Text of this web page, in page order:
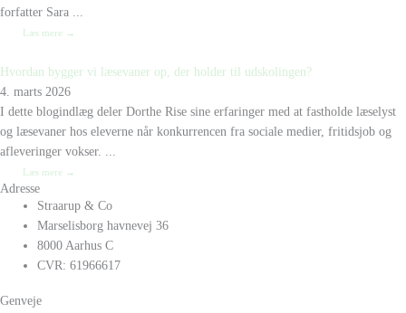
forfatter Sara ...
Læs mere →
Hvordan bygger vi læsevaner op, der holder til udskolingen?
4. marts 2026
I dette blogindlæg deler Dorthe Rise sine erfaringer med at fastholde læselyst
og læsevaner hos eleverne når konkurrencen fra sociale medier, fritidsjob og
afleveringer vokser. ...
Læs mere →
Adresse
Straarup & Co
Marselisborg havnevej 36
8000 Aarhus C
CVR: 61966617
Genveje